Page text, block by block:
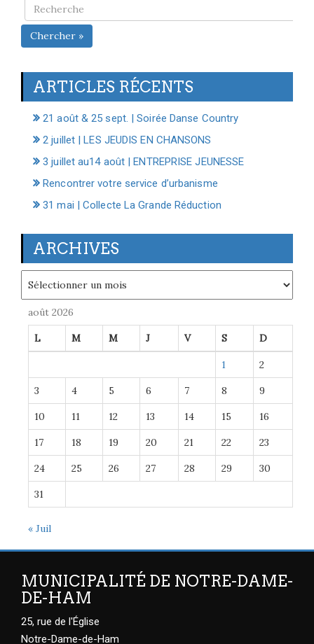
Chercher »
ARTICLES RÉCENTS
21 août & 25 sept. | Soirée Danse Country
2 juillet | LES JEUDIS EN CHANSONS
3 juillet au14 août | ENTREPRISE JEUNESSE
Rencontrer votre service d’urbanisme
31 mai | Collecte La Grande Réduction
ARCHIVES
août 2026
L M M J V S D
1 2
3 4 5 6 7 8 9
10 11 12 13 14 15 16
17 18 19 20 21 22 23
24 25 26 27 28 29 30
31
« Juil
MUNICIPALITÉ DE NOTRE-DAME-
DE-HAM
25, rue de l'Église
Notre-Dame-de-Ham